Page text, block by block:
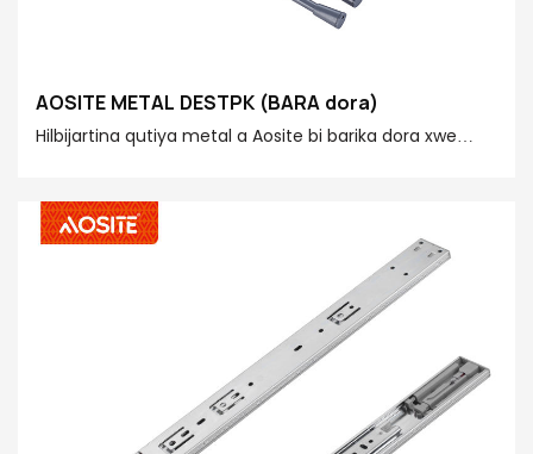
AOSITE METAL DESTPK (BARA dora)
Hilbijartina qutiya metal a Aosite bi barika dora xwe
pratîkî vegirtin! Aosite Hardware standardên
standardên hişkker ên bi kargêrên mêtîner û